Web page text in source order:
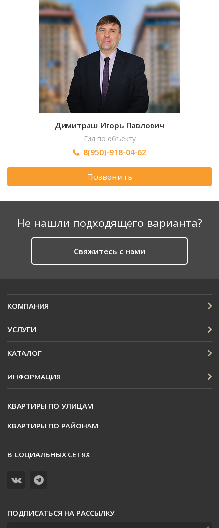
Димитраш Игорь Павлович
Гид по объекту
8(950)-918-04-62
Позвонить
Не нашли подходящего варианта?
Cвяжитесь с нами
КОМПАНИЯ
УСЛУГИ
КАТАЛОГ
ИНФОРМАЦИЯ
КВАРТИРЫ ПО УЛИЦАМ
КВАРТИРЫ ПО РАЙОНАМ
В СОЦИАЛЬНЫХ СЕТЯХ
ПОДПИСАТЬСЯ НА РАССЫЛКУ